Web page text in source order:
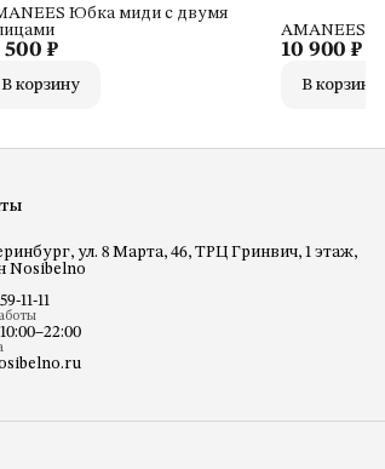
500 ₽
Юбка миди с двумя
В корзину
10 900 ₽
AMANEES
В корзину
ул. 8 Марта, 46, ТРЦ Гринвич, 1 этаж,
Nosibelno
11-11